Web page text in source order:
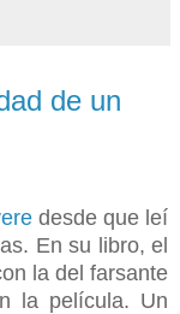
de un
desde que leí
En su libro, el
la del farsante
la película. Un